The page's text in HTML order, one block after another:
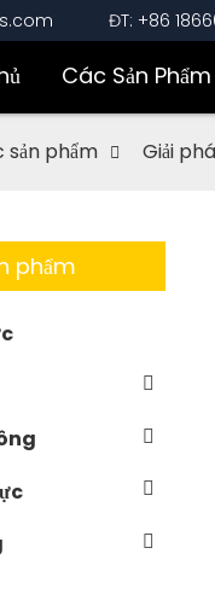
ĐT: +86
Các Sản Phẩm
sản phẩm Giải
phẩm